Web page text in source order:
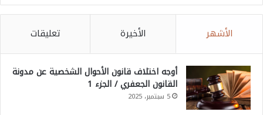
الأشهر الأخيرة تعليقات
أوجه اختلاف قانون الأحوال الشخصية عن مدونة
القانون الجعفري / الجزء 1
5 سبتمبر، 2025